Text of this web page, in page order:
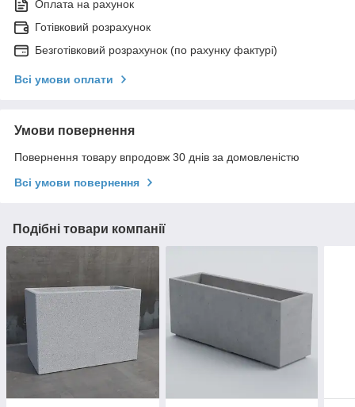
Оплата на рахунок
Готівковий розрахунок
Безготівковий розрахунок (по рахунку фактурі)
Всі умови оплати
Умови повернення
Повернення товару впродовж 30 днів за домовленістю
Всі умови повернення
Подібні товари компанії